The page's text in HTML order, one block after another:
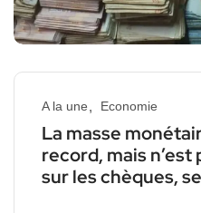
A la une Economie
La masse
record, mais n’est
sur les chèques,